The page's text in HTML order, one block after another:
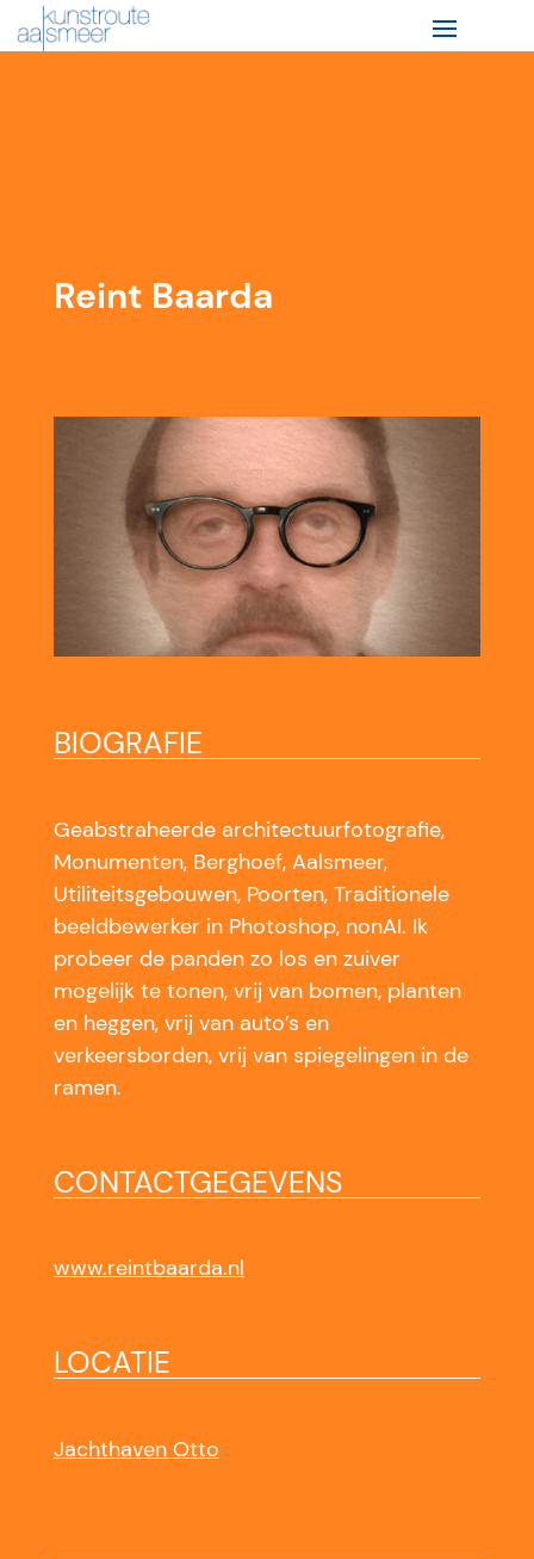
Reint Baarda
BIOGRAFIE
Geabstraheerde architectuurfotografie,
Monumenten, Berghoef, Aalsmeer,
Utiliteitsgebouwen, Poorten, Traditionele
beeldbewerker in Photoshop, nonAI. Ik
probeer de panden zo los en zuiver
mogelijk te tonen, vrij van bomen, planten
en heggen, vrij van auto’s en
verkeersborden, vrij van spiegelingen in de
ramen.
CONTACTGEGEVENS
www.reintbaarda.nl
LOCATIE
Jachthaven Otto